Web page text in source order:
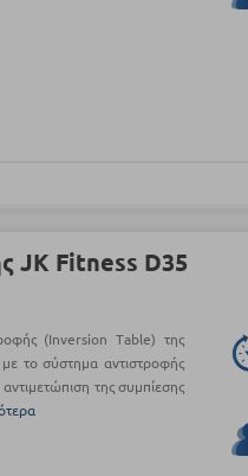
JK Fitness D35
(Inversion Τable) της
το σύστημα αντιστροφής
της συμπίεσης